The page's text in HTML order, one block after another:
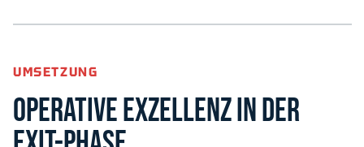
UMSETZUNG
OPERATIVE EXZELLENZ IN DER